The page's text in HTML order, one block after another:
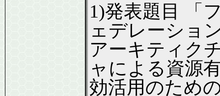
1)発表題目 「
ェデレーショ
アーキティク
ャによる資源
効活用のため